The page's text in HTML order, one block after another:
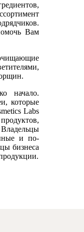
Вам
начало.
которые
Labs
и по-
бизнеса